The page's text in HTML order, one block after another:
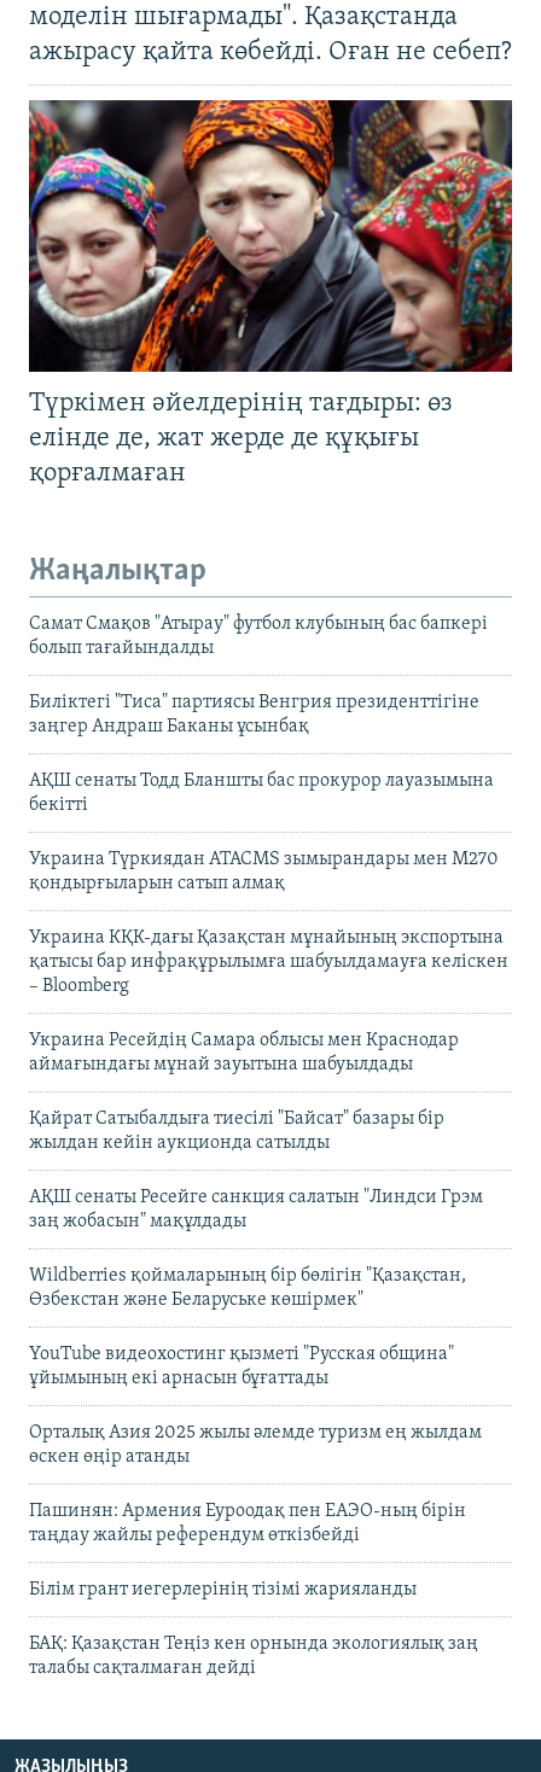
моделін шығармады". Қазақстанда
ажырасу қайта көбейді. Оған не себеп?
Түркімен әйелдерінің тағдыры: өз
елінде де, жат жерде де құқығы
қорғалмаған
Жаңалықтар
Самат Смақов "Атырау" футбол клубының бас бапкері
болып тағайындалды
Биліктегі "Тиса" партиясы Венгрия президенттігіне
заңгер Андраш Баканы ұсынбақ
АҚШ сенаты Тодд Бланшты бас прокурор лауазымына
бекітті
Украина Түркиядан ATACMS зымырандары мен M270
қондырғыларын сатып алмақ
Украина КҚК-дағы Қазақстан мұнайының экспортына
қатысы бар инфрақұрылымға шабуылдамауға келіскен
– Bloomberg
Украина Ресейдің Самара облысы мен Краснодар
аймағындағы мұнай зауытына шабуылдады
Қайрат Сатыбалдыға тиесілі "Байсат" базары бір
жылдан кейін аукционда сатылды
АҚШ сенаты Ресейге санкция салатын "Линдси Грэм
заң жобасын" мақұлдады
Wildberries қоймаларының бір бөлігін "Қазақстан,
Өзбекстан және Беларуське көшірмек"
YouTube видеохостинг қызметі "Русская община"
ұйымының екі арнасын бұғаттады
Орталық Азия 2025 жылы әлемде туризм ең жылдам
өскен өңір атанды
Пашинян: Армения Еуроодақ пен ЕАЭО-ның бірін
таңдау жайлы референдум өткізбейді
Білім грант иегерлерінің тізімі жарияланды
БАҚ: Қазақстан Теңіз кен орнында экологиялық заң
талабы сақталмаған дейді
ЖАЗЫЛЫҢЫЗ